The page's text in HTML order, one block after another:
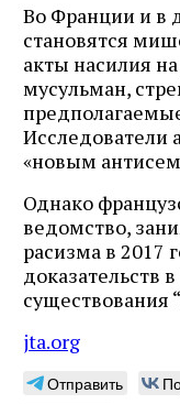
Во Франции и в
становятся
акты насилия
мусульман,
Исследователи
«новым
Однако
ведомство,
расизма в 2017
доказательств
существования
jta.org
Отправить